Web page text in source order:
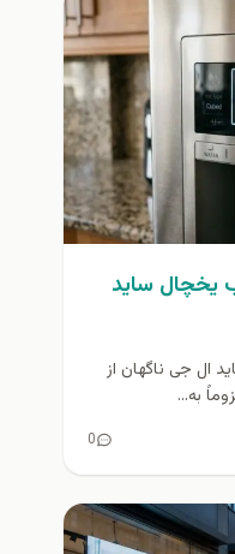
یخچال ساید
ال جی ناگهان از
به...
0